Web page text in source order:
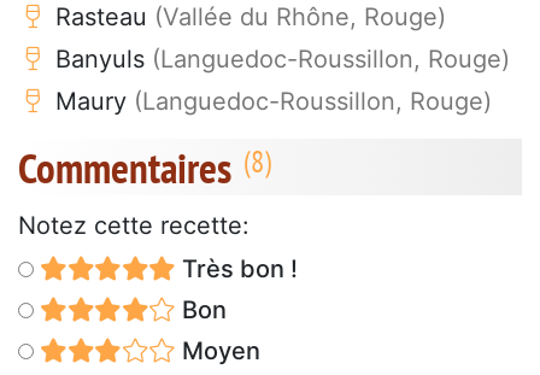
Rasteau (Vallée du Rhône, Rouge)
Banyuls (Languedoc-Roussillon, Rouge)
Maury (Languedoc-Roussillon, Rouge)
Commentaires
Notez cette recette:
Très bon !
Bon
Moyen